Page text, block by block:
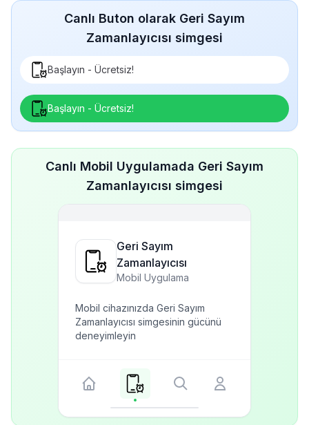
Canlı Buton olarak Geri Sayım
Zamanlayıcısı simgesi
Başlayın - Ücretsiz!
Başlayın - Ücretsiz!
Canlı Mobil Uygulamada Geri Sayım
Zamanlayıcısı simgesi
Geri Sayım
Zamanlayıcısı
Mobil Uygulama
Mobil cihazınızda Geri Sayım
Zamanlayıcısı simgesinin gücünü
deneyimleyin